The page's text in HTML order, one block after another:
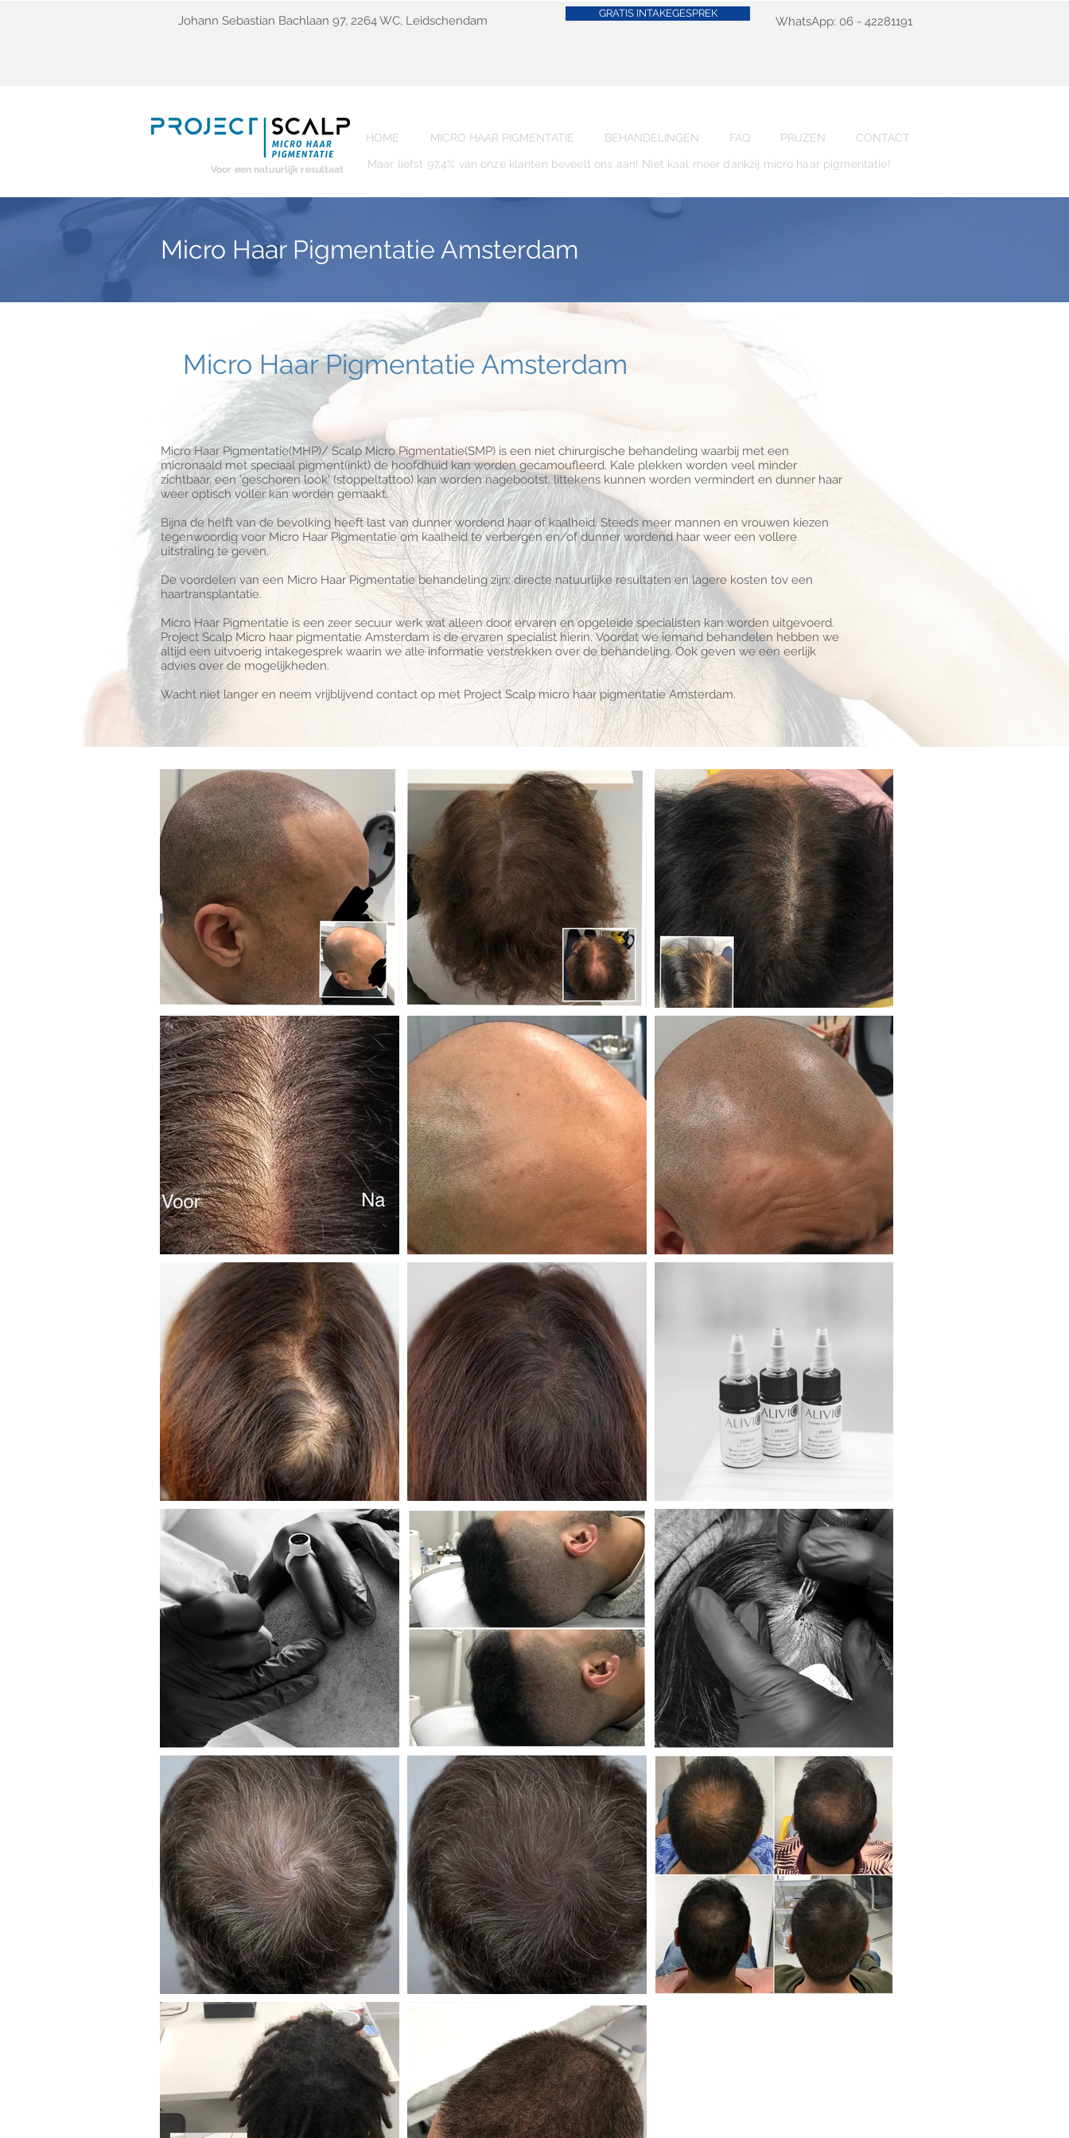
Johann Sebastian Bachlaan 97, 2264 WC, Leidschendam
GRATIS INTAKEGESPREK
WhatsApp: 06 - 42281191
Voor een natuurlijk resultaat
HOME MICRO HAAR PIGMENTATIE BEHANDELINGEN FAQ PRIJZEN CONTACT
Maar liefst 97,4% van onze klanten beveelt ons aan! Niet kaal meer dankzij micro haar pigmentatie!
Micro Haar Pigmentatie Amsterdam
Micro Haar Pigmentatie Amsterdam
Micro Haar Pigmentatie(MHP)/ Scalp Micro Pigmentatie(SMP) is een niet chirurgische behandeling waarbij met een
micronaald met speciaal pigment(inkt) de hoofdhuid kan worden gecamoufleerd. Kale plekken worden veel minder
zichtbaar, een 'geschoren look' (stoppeltattoo) kan worden nagebootst, littekens kunnen worden vermindert en dunner haar
weer optisch voller kan worden gemaakt.
Bijna de helft van de bevolking heeft last van dunner wordend haar of kaalheid. Steeds meer mannen en vrouwen kiezen
tegenwoordig voor Micro Haar Pigmentatie om kaalheid te verbergen en/of dunner wordend haar weer een vollere
uitstraling te geven.
De voordelen van een Micro Haar Pigmentatie behandeling zijn; directe natuurlijke resultaten en lagere kosten tov een
haartransplantatie.
Micro Haar Pigmentatie is een zeer secuur werk wat alleen door ervaren en opgeleide specialisten kan worden uitgevoerd.
Project Scalp Micro haar pigmentatie Amsterdam is de ervaren specialist hierin. Voordat we iemand behandelen hebben we
altijd een uitvoerig intakegesprek waarin we alle informatie verstrekken over de behandeling. Ook geven we een eerlijk
advies over de mogelijkheden.
Wacht niet langer en neem vrijblijvend contact op met Project Scalp micro haar pigmentatie Amsterdam.